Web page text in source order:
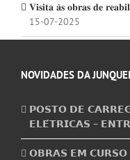
𝐕𝐢𝐬𝐢𝐭𝐚 𝐚̀𝐬 𝐨𝐛𝐫𝐚𝐬 𝐝𝐞
15-07-2025
NOVIDADES DA
𝗣𝗢𝗦𝗧𝗢 𝗗𝗘
𝗘𝗟𝗘́𝗧𝗥𝗜𝗖𝗔𝗦 –
𝗢𝗕𝗥𝗔𝗦 𝗘𝗠 𝗖𝗨𝗥𝗦𝗢